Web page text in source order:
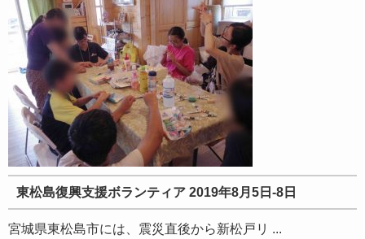
東松島復興支援ボランティア 2019年8月5日-8日
宮城県東松島市には、震災直後から新松戸リ ...